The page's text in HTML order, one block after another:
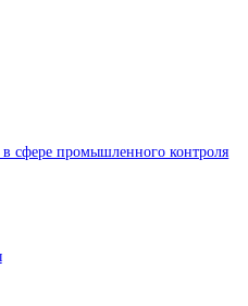
матрицах
вихретоковые
под изоляцией
толщины сухих покрытий
покрытий Elcometer
качества покрытий
покрытий
мокрого слоя
порошковых покрытий
поверхности